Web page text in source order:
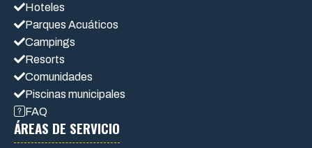
Hoteles
Parques Acuáticos
Campings
Resorts
Comunidades
Piscinas municipales
FAQ
ÁREAS DE SERVICIO